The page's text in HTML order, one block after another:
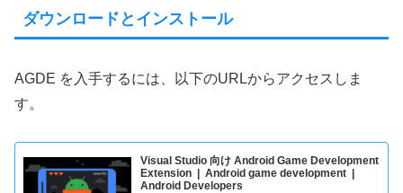
ダウンロードとインストール
AGDE を入手するには、以下のURLからアクセスしま
す。
Visual Studio 向け Android Game Development
Extension | Android game development |
Android Developers